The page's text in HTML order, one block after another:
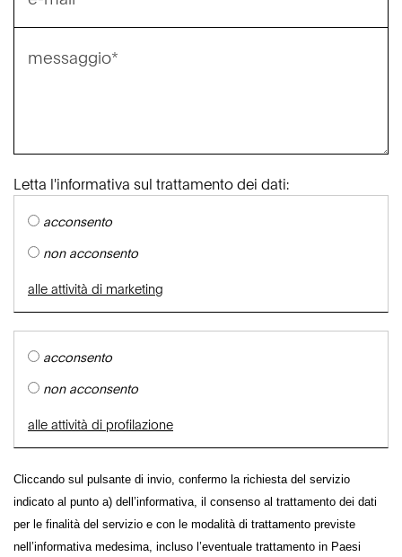
Letta l'informativa sul trattamento dei dati:
acconsento
non acconsento
alle attività di marketing
acconsento
non acconsento
alle attività di profilazione
Cliccando sul pulsante di invio, confermo la richiesta del servizio
indicato al punto a) dell’informativa, il consenso al trattamento dei dati
per le finalità del servizio e con le modalità di trattamento previste
nell’informativa medesima, incluso l’eventuale trattamento in Paesi